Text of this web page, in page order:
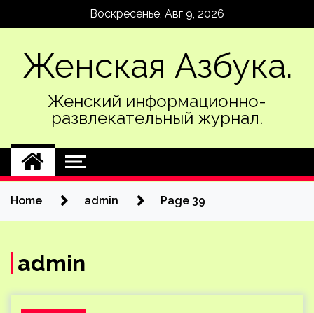
Воскресенье, Авг 9, 2026
Женская Азбука.
Женский информационно-
развлекательный журнал.
Home admin Page 39
admin